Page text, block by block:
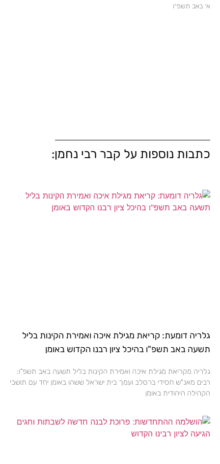
א׳ באב תשפ״ו
כתבות נוספות על קבר רבי נחמן:
גלריה דומעת: קריאת מגילת איכה ואמירת הקינות בליל
תשעה באב תשפ"ו בהיכל ציון רבנו הקדוש באומן
גלריה מקריאת מגילת איכה ואמירת הקינות בליל תשעה באב תשפ"ו:
רבים מאנ"ש חסידי ברסלב ועמך בית ישראל ששהו באומן יחד עם תושבי
הקהילה היהודית באומן